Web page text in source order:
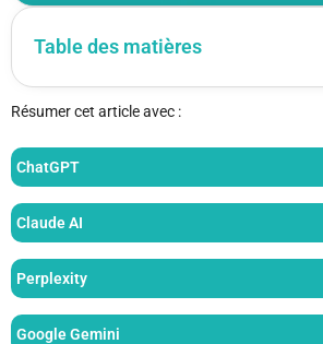
Table des matières
Résumer cet article avec :
ChatGPT
Claude AI
Perplexity
Google Gemini